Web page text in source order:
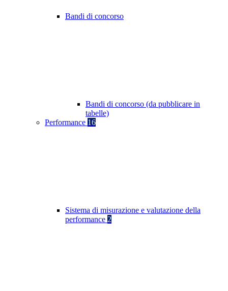
Bandi di concorso
Bandi di concorso (da pubblicare in
tabelle)
Performance 16
Sistema di misurazione e valutazione della
performance 2